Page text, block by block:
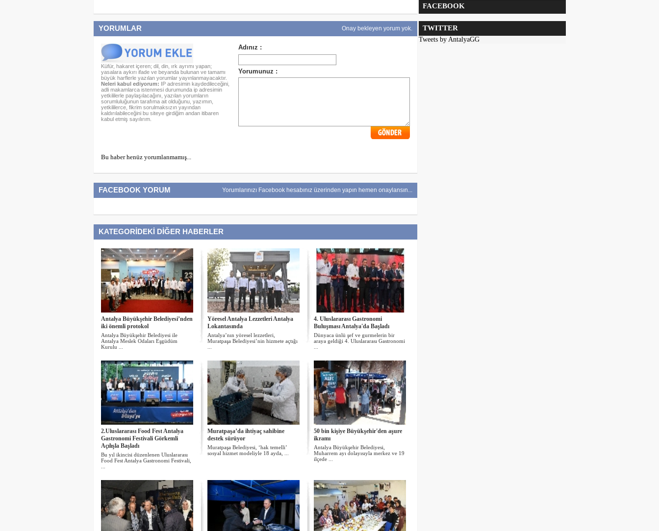
YORUMLAR Onay bekleyen yorum yok.
Küfür, hakaret içeren; dil, din, ırk ayrımı yapan;
yasalara aykırı ifade ve beyanda bulunan ve tamamı
büyük harflerle yazılan yorumlar yayınlanmayacaktır.
Neleri kabul ediyorum: IP adresimin kaydedileceğini,
adli makamlarca istenmesi durumunda ip adresimin
yetkililerle paylaşılacağını, yazılan yorumların
sorumluluğunun tarafıma ait olduğunu, yazımın,
yetkililerce, fikrim sorulmaksızın yayından
kaldırılabileceğini bu siteye girdiğim andan itibaren
kabul etmiş sayılırım.
Bu haber henüz yorumlanmamış...
FACEBOOK YORUM Yorumlarınızı Facebook hesabınız üzerinden yapın hemen onaylansın...
KATEGORİDEKİ DİĞER HABERLER
Antalya Büyükşehir Belediyesi’nden
iki önemli protokol
Antalya Büyükşehir Belediyesi ile
Antalya Meslek Odaları Eşgüdüm
Kurulu ...
Yöresel Antalya Lezzetleri Antalya
Lokantasında
Antalya’nın yöresel lezzetleri,
Muratpaşa Belediyesi’nin hizmete açtığı
4. Uluslararası Gastronomi
Buluşması Antalya'da Başladı
Dünyaca ünlü şef ve gurmelerin bir
araya geldiği 4. Uluslararası Gastronomi
2.Uluslararası Food Fest Antalya
Gastronomi Festivali Görkemli
Açılışla Başladı
Bu yıl ikincisi düzenlenen Uluslararası
Food Fest Antalya Gastronomi Festivali,
Muratpaşa’da ihtiyaç sahibine
destek sürüyor
Muratpaşa Belediyesi, ‘hak temelli’
sosyal hizmet modeliyle 18 ayda, ...
50 bin kişiye Büyükşehir'den aşure
ikramı
Antalya Büyükşehir Belediyesi,
Muharrem ayı dolayısıyla merkez ve 19
ilçede ...
FACEBOOK
TWITTER
Tweets by AntalyaGG